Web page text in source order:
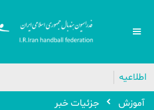
اطلاعیه
آموزش
جزئیات خبر